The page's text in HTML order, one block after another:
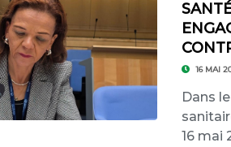
16 MAI
Dans
16 mai